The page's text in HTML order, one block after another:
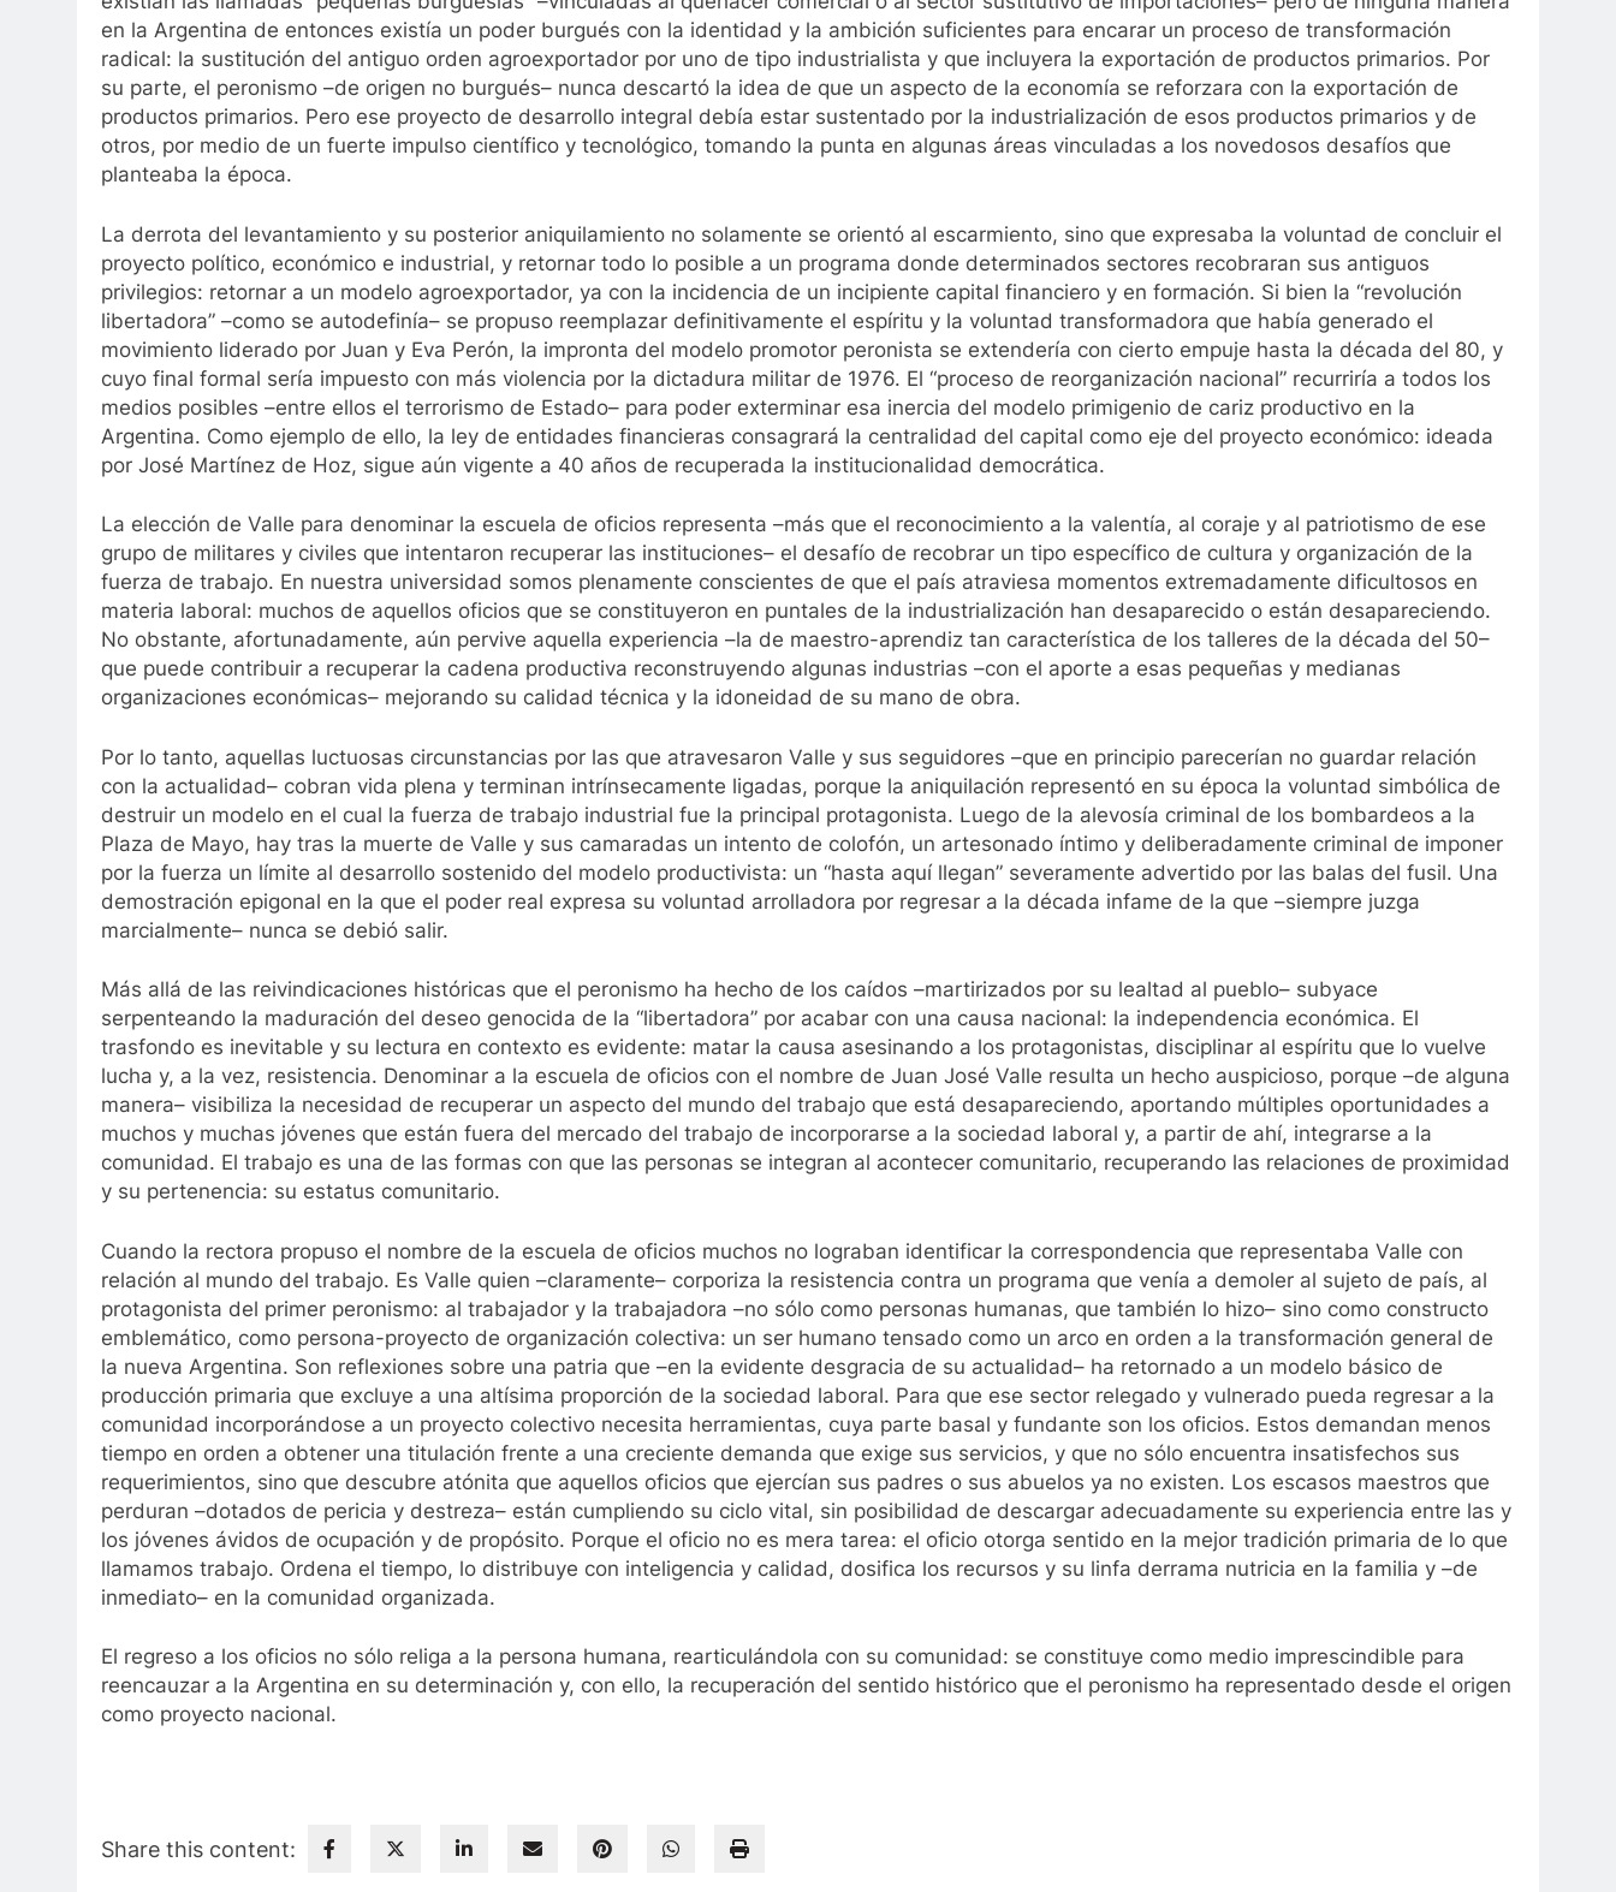
en la Argentina de entonces existía un poder burgués con la identidad y la ambición suficientes para encarar un proceso de transformación
radical: la sustitución del antiguo orden agroexportador por uno de tipo industrialista y que incluyera la exportación de productos primarios. Por
su parte, el peronismo –de origen no burgués– nunca descartó la idea de que un aspecto de la economía se reforzara con la exportación de
productos primarios. Pero ese proyecto de desarrollo integral debía estar sustentado por la industrialización de esos productos primarios y de
otros, por medio de un fuerte impulso científico y tecnológico, tomando la punta en algunas áreas vinculadas a los novedosos desafíos que
planteaba la época.
La derrota del levantamiento y su posterior aniquilamiento no solamente se orientó al escarmiento, sino que expresaba la voluntad de concluir el
proyecto político, económico e industrial, y retornar todo lo posible a un programa donde determinados sectores recobraran sus antiguos
privilegios: retornar a un modelo agroexportador, ya con la incidencia de un incipiente capital financiero y en formación. Si bien la “revolución
libertadora” –como se autodefinía– se propuso reemplazar definitivamente el espíritu y la voluntad transformadora que había generado el
movimiento liderado por Juan y Eva Perón, la impronta del modelo promotor peronista se extendería con cierto empuje hasta la década del 80, y
cuyo final formal sería impuesto con más violencia por la dictadura militar de 1976. El “proceso de reorganización nacional” recurriría a todos los
medios posibles –entre ellos el terrorismo de Estado– para poder exterminar esa inercia del modelo primigenio de cariz productivo en la
Argentina. Como ejemplo de ello, la ley de entidades financieras consagrará la centralidad del capital como eje del proyecto económico: ideada
por José Martínez de Hoz, sigue aún vigente a 40 años de recuperada la institucionalidad democrática.
La elección de Valle para denominar la escuela de oficios representa –más que el reconocimiento a la valentía, al coraje y al patriotismo de ese
grupo de militares y civiles que intentaron recuperar las instituciones– el desafío de recobrar un tipo específico de cultura y organización de la
fuerza de trabajo. En nuestra universidad somos plenamente conscientes de que el país atraviesa momentos extremadamente dificultosos en
materia laboral: muchos de aquellos oficios que se constituyeron en puntales de la industrialización han desaparecido o están desapareciendo.
No obstante, afortunadamente, aún pervive aquella experiencia –la de maestro-aprendiz tan característica de los talleres de la década del 50–
que puede contribuir a recuperar la cadena productiva reconstruyendo algunas industrias –con el aporte a esas pequeñas y medianas
organizaciones económicas– mejorando su calidad técnica y la idoneidad de su mano de obra.
Por lo tanto, aquellas luctuosas circunstancias por las que atravesaron Valle y sus seguidores –que en principio parecerían no guardar relación
con la actualidad– cobran vida plena y terminan intrínsecamente ligadas, porque la aniquilación representó en su época la voluntad simbólica de
destruir un modelo en el cual la fuerza de trabajo industrial fue la principal protagonista. Luego de la alevosía criminal de los bombardeos a la
Plaza de Mayo, hay tras la muerte de Valle y sus camaradas un intento de colofón, un artesonado íntimo y deliberadamente criminal de imponer
por la fuerza un límite al desarrollo sostenido del modelo productivista: un “hasta aquí llegan” severamente advertido por las balas del fusil. Una
demostración epigonal en la que el poder real expresa su voluntad arrolladora por regresar a la década infame de la que –siempre juzga
marcialmente– nunca se debió salir.
Más allá de las reivindicaciones históricas que el peronismo ha hecho de los caídos –martirizados por su lealtad al pueblo– subyace
serpenteando la maduración del deseo genocida de la “libertadora” por acabar con una causa nacional: la independencia económica. El
trasfondo es inevitable y su lectura en contexto es evidente: matar la causa asesinando a los protagonistas, disciplinar al espíritu que lo vuelve
lucha y, a la vez, resistencia. Denominar a la escuela de oficios con el nombre de Juan José Valle resulta un hecho auspicioso, porque –de alguna
manera– visibiliza la necesidad de recuperar un aspecto del mundo del trabajo que está desapareciendo, aportando múltiples oportunidades a
muchos y muchas jóvenes que están fuera del mercado del trabajo de incorporarse a la sociedad laboral y, a partir de ahí, integrarse a la
comunidad. El trabajo es una de las formas con que las personas se integran al acontecer comunitario, recuperando las relaciones de proximidad
y su pertenencia: su estatus comunitario.
Cuando la rectora propuso el nombre de la escuela de oficios muchos no lograban identificar la correspondencia que representaba Valle con
relación al mundo del trabajo. Es Valle quien –claramente– corporiza la resistencia contra un programa que venía a demoler al sujeto de país, al
protagonista del primer peronismo: al trabajador y la trabajadora –no sólo como personas humanas, que también lo hizo– sino como constructo
emblemático, como persona-proyecto de organización colectiva: un ser humano tensado como un arco en orden a la transformación general de
la nueva Argentina. Son reflexiones sobre una patria que –en la evidente desgracia de su actualidad– ha retornado a un modelo básico de
producción primaria que excluye a una altísima proporción de la sociedad laboral. Para que ese sector relegado y vulnerado pueda regresar a la
comunidad incorporándose a un proyecto colectivo necesita herramientas, cuya parte basal y fundante son los oficios. Estos demandan menos
tiempo en orden a obtener una titulación frente a una creciente demanda que exige sus servicios, y que no sólo encuentra insatisfechos sus
requerimientos, sino que descubre atónita que aquellos oficios que ejercían sus padres o sus abuelos ya no existen. Los escasos maestros que
perduran –dotados de pericia y destreza– están cumpliendo su ciclo vital, sin posibilidad de descargar adecuadamente su experiencia entre las y
los jóvenes ávidos de ocupación y de propósito. Porque el oficio no es mera tarea: el oficio otorga sentido en la mejor tradición primaria de lo que
llamamos trabajo. Ordena el tiempo, lo distribuye con inteligencia y calidad, dosifica los recursos y su linfa derrama nutricia en la familia y –de
inmediato– en la comunidad organizada.
El regreso a los oficios no sólo religa a la persona humana, rearticulándola con su comunidad: se constituye como medio imprescindible para
reencauzar a la Argentina en su determinación y, con ello, la recuperación del sentido histórico que el peronismo ha representado desde el origen
como proyecto nacional.
Share this content: